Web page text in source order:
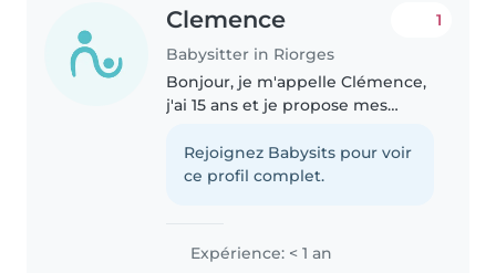
Clemence
Babysitter in Riorges
1
Bonjour, je m'appelle Clémence,
j'ai 15 ans et je propose mes
d'acquérir de l'expérience pour
mon projet d'échange culturel
Rejoignez Babysits pour voir
ce profil complet.
Expérience: < 1 an